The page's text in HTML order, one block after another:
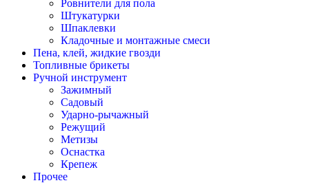
Ровнители для пола
Штукатурки
Шпаклевки
Кладочные и монтажные смеси
Пена, клей, жидкие гвозди
Топливные брикеты
Ручной инструмент
Зажимный
Садовый
Ударно-рычажный
Режущий
Метизы
Оснастка
Крепеж
Прочее